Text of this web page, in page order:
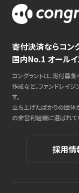
寄付決済ならコン
国内No.1 オール
コングラントは、寄付募
作成など、ファンドレイ
す。
立ち上げたばかりの団体
の非営利組織に選ばれて
採用情